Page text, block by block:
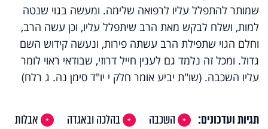
שמותר להתפלל עליו לרפואה שלימה. ומעשה בגוי שנטה
למות, ושלח לבקש מאת הרב שיתפלל עליו, וכן עשה הרב,
וחלם הגוי שתפילת הרב עשתה פירות, ונעשה קידוש השם
גדול. ומכל זה נלמד גם לענין חייל דרוזי, שבודאי ראוי לומר
עליו השכבה. (שו"ת יביע אומר חלק י יו"ד סימן נה. ג רלח)
תגיות ועדכונים: השכבה בהלכה ובאגדה
אבלות